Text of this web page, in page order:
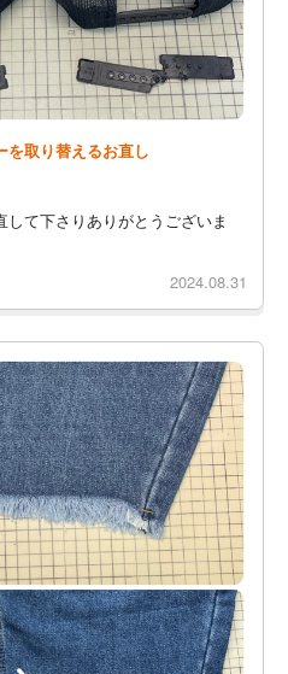
を取り替えるお直し
て下さりありがとうございま
2024.08.31